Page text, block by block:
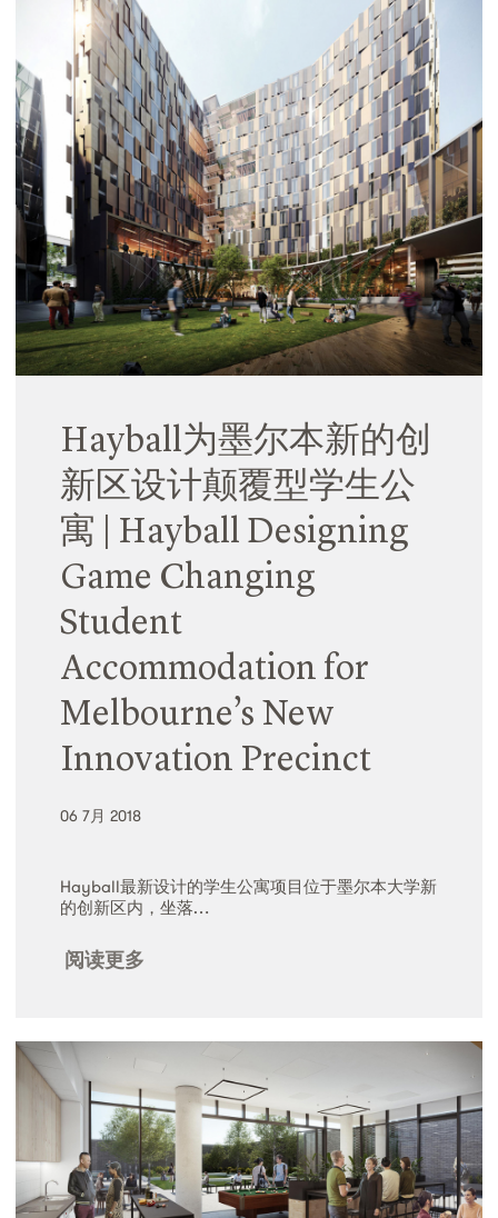
Hayball为墨尔本新的创
新区设计颠覆型学生公
寓 | Hayball Designing
Game Changing
Student
Accommodation for
Melbourne’s New
Innovation Precinct
06 7月 2018
Hayball最新设计的学生公寓项目位于墨尔本大学新
的创新区内，坐落…
阅读更多